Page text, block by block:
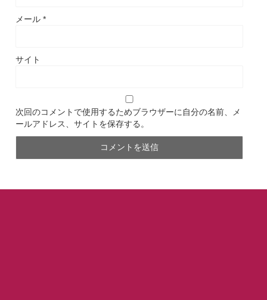
メール *
サイト
次回のコメントで使用するためブラウザーに自分の名前、メ
ールアドレス、サイトを保存する。